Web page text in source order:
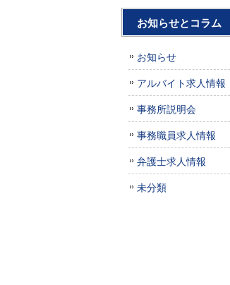
お知らせとコラム
お知らせ
アルバイト求人情報
事務所説明会
事務職員求人情報
弁護士求人情報
未分類